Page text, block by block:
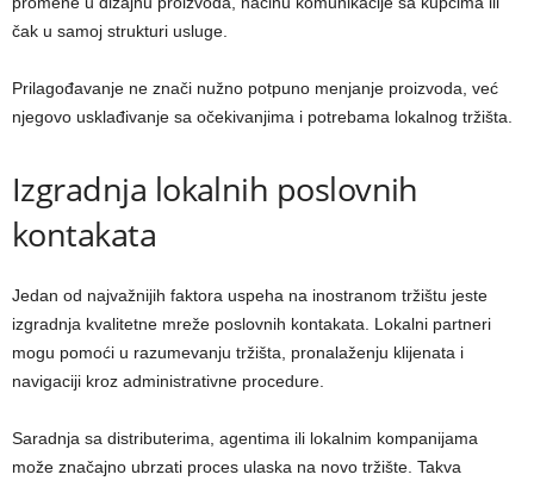
čak u samoj strukturi usluge.
Prilagođavanje ne znači nužno potpuno menjanje proizvoda, već
njegovo usklađivanje sa očekivanjima i potrebama lokalnog tržišta.
Izgradnja lokalnih poslovnih
kontakata
Jedan od najvažnijih faktora uspeha na inostranom tržištu jeste
izgradnja kvalitetne mreže poslovnih kontakata. Lokalni partneri
mogu pomoći u razumevanju tržišta, pronalaženju klijenata i
navigaciji kroz administrativne procedure.
Saradnja sa distributerima, agentima ili lokalnim kompanijama
može značajno ubrzati proces ulaska na novo tržište. Takva